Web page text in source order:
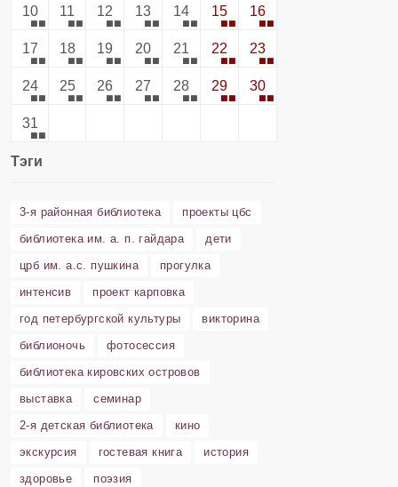
10 11 12 13 14 15 16
17 18 19 20 21 22 23
24 25 26 27 28 29 30
31
Тэги
3-я районная библиотека
проекты цбс
библиотека им. а. п. гайдара
дети
црб им. а.с. пушкина
прогулка
интенсив
проект карповка
год петербургской культуры
викторина
библионочь
фотосессия
библиотека кировских островов
выставка
семинар
2-я детская библиотека
кино
экскурсия
гостевая книга
история
здоровье
поэзия